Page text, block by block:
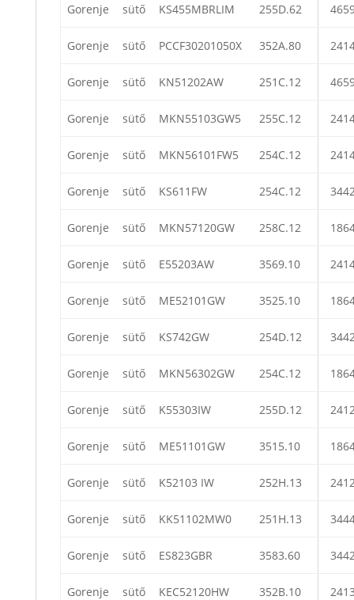
Gorenje sütő KS455MBRLIM 255D.62
Gorenje sütő PCCF30201050X 352A.80
Gorenje sütő KN51202AW 251C.12
Gorenje sütő MKN55103GW5 255C.12
Gorenje sütő MKN56101FW5 254C.12
Gorenje sütő KS611FW 254C.12
Gorenje sütő MKN57120GW 258C.12
Gorenje sütő E55203AW 3569.10
Gorenje sütő ME52101GW 3525.10
Gorenje sütő KS742GW 254D.12
Gorenje sütő MKN56302GW 254C.12
Gorenje sütő K55303IW 255D.12
Gorenje sütő ME51101GW 3515.10
Gorenje sütő K52103 IW 252H.13
Gorenje sütő KK51102MW0 251H.13
Gorenje sütő ES823GBR 3583.60
Gorenje sütő KEC52120HW 352B.10